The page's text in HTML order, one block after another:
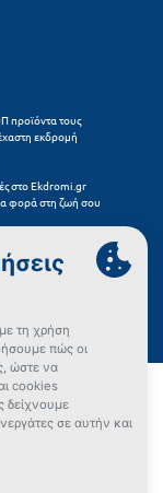
προϊόντα τους
εκδρομή
στο Ekdromi.gr
φορά στη ζωή σου
στο feed σου
Δεδομένων